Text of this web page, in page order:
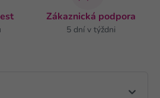
Zákaznická podpora
5 dní v týždni